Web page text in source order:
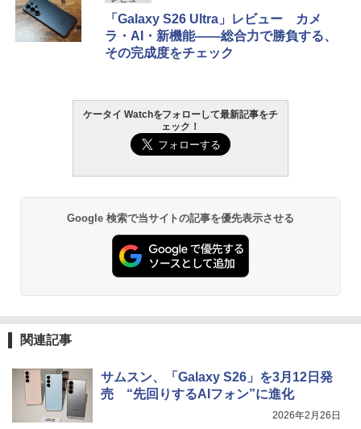
「Galaxy S26 Ultra」レビュー カメ
ラ・AI・新機能――総合力で勝負する、
その完成度をチェック
ケータイ Watchをフォローして最新記事をチ
ェック！
Google 検索で当サイトの記事を優先表示させる
関連記事
サムスン、「Galaxy S26」を3月12日発
売 “先回りするAIフォン”に進化
2026年2月26日